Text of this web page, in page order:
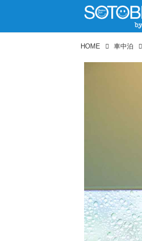
HOME 車中泊